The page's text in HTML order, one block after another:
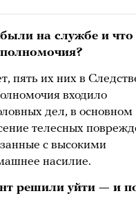
на службе и что
пять их них в
входило
дел, в основном
телесных
с высокими
насилие.
решили уйти — и